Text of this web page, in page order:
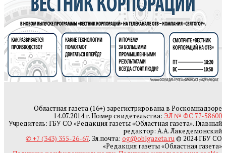
Областная газета (16+) зарегистрирована в Роскомнадзоре
14.07.2014 г. Номер свидетельства: ЭЛ № ФС 77-58600
Учредитель: ГБУ СО «Редакция газеты «Областная газета». Главный
редактор: А.А. Лакедемонский
✆ +7 (343) 355-26-67. Эл.почта: og@oblgazeta.ru© 2024 ГБУ СО
«Редакция газеты «Областная газета»